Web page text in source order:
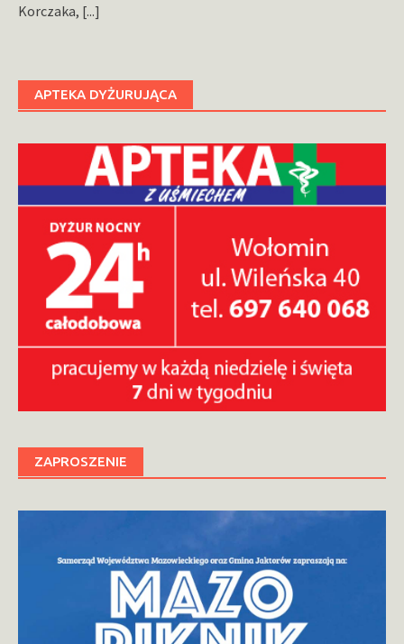
Korczaka, [...]
APTEKA DYŻURUJĄCA
ZAPROSZENIE